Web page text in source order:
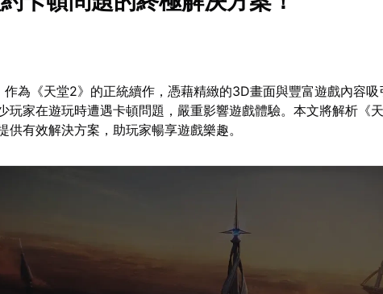
作為《天堂2》的正統續作，憑藉精緻的3D畫面與豐富遊戲內容
玩家在遊玩時遭遇卡頓問題，嚴重影響遊戲體驗。本文將解析《
供有效解決方案，助玩家暢享遊戲樂趣。